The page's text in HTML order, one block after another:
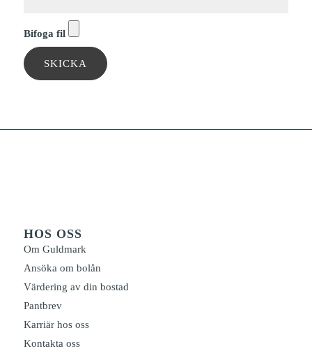
Bifoga fil
HOS OSS
Om Guldmark
Ansöka om bolån
Värdering av din bostad
Pantbrev
Karriär hos oss
Kontakta oss